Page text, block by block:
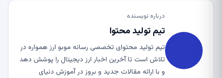
درباره نویسنده
تیم تولید محتوا
تیم تولید محتوای تخصصی رسانه موبو ارز همواره در
تلاش است تا آخرین اخبار ارز دیجیتال را پوشش دهد
و با ارائه مقالات جدید و بروز در آموزش دنیای